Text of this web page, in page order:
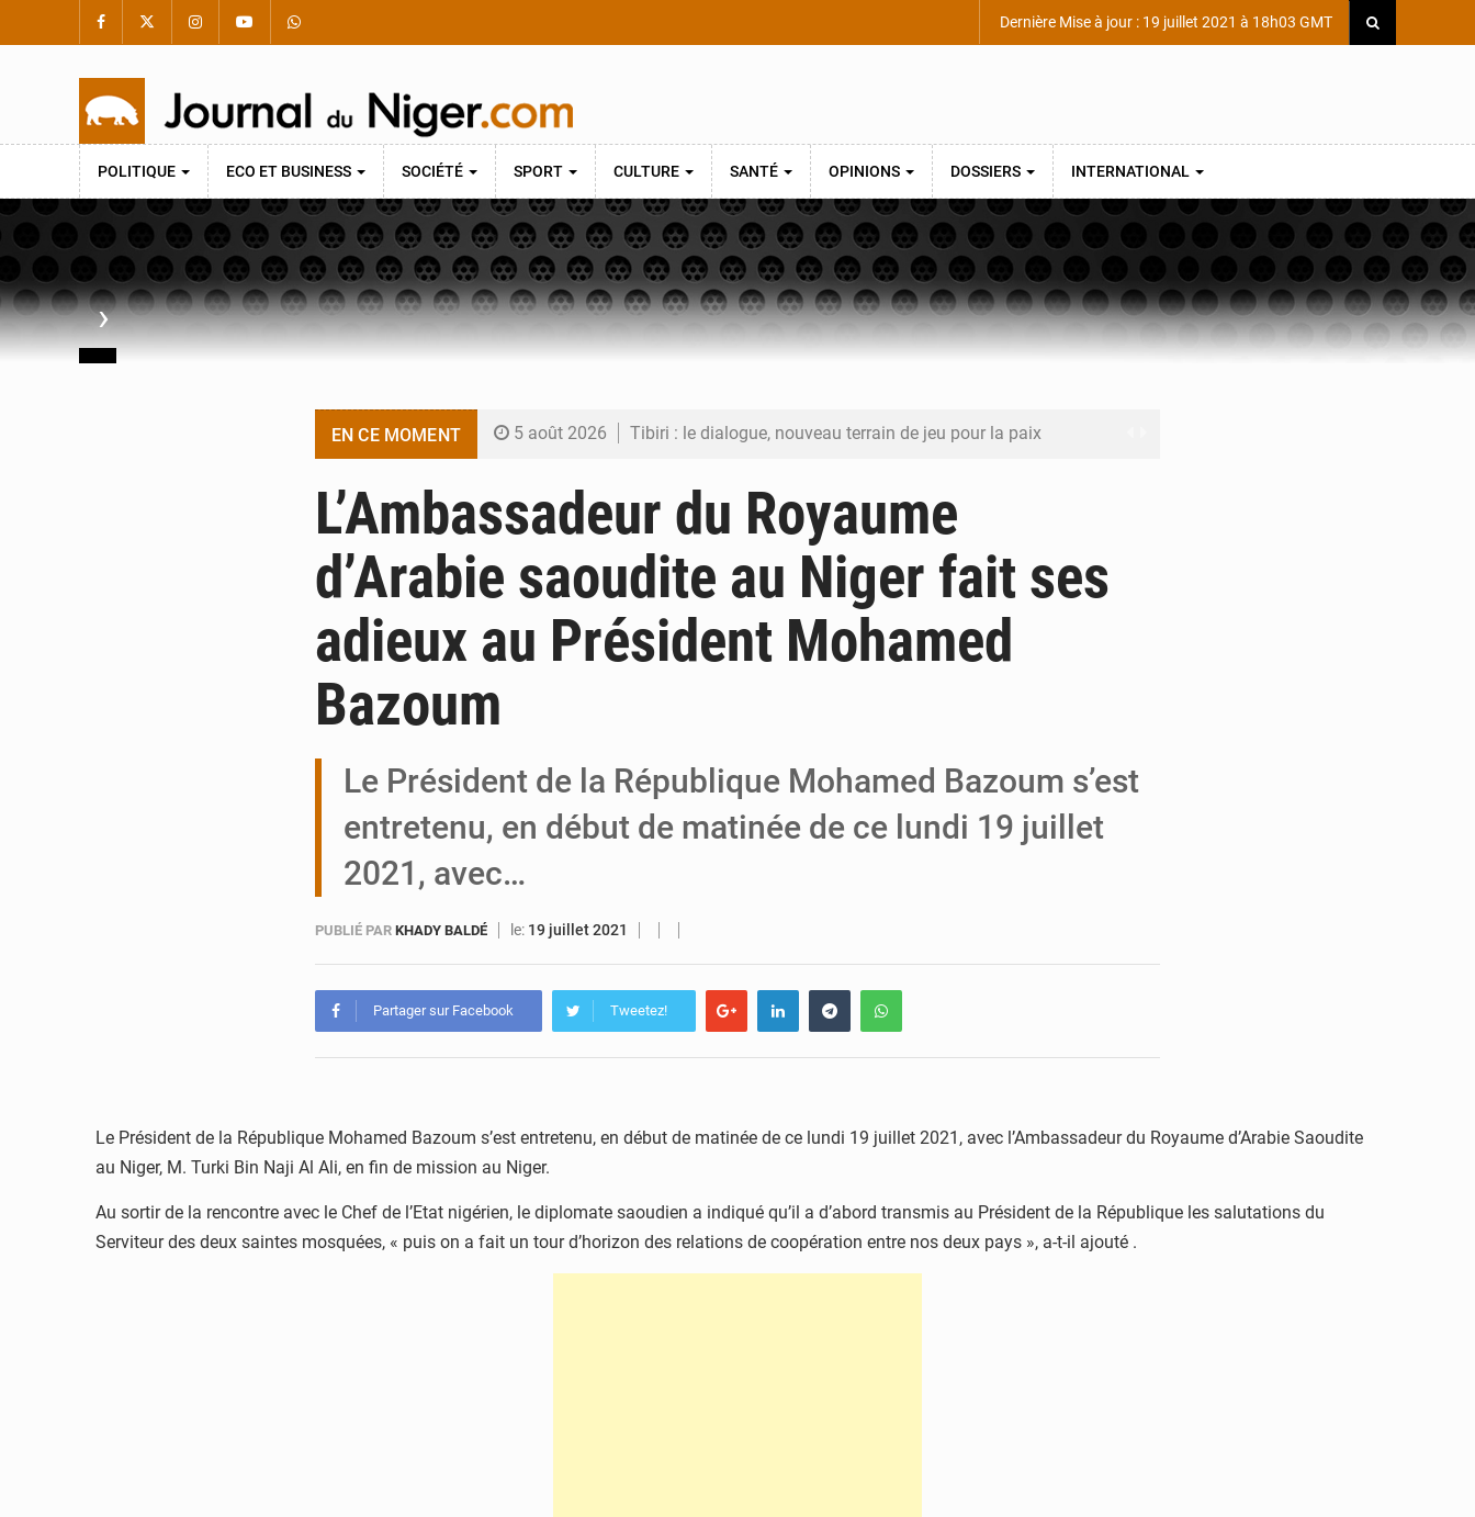
Dernière Mise à jour : 19 juillet 2021 à 18h03 GMT
POLITIQUE ECO ET BUSINESS SOCIÉTÉ SPORT CULTURE SANTÉ OPINIONS DOSSIERS INTERNATIONAL
›
EN CE MOMENT 5 août 2026 Tibiri : le dialogue, nouveau terrain de jeu pour la paix
5 août 2026 Niger : Abdoulaye Seydou en visite à la MCC de Malbaza
4 août 2026 Niamey : Mohamed Toumba enchaîne les audiences
4 août 2026 Arlit : La police d’Akokan démantèle deux réseaux criminels
L’Ambassadeur du Royaume
d’Arabie saoudite au Niger fait ses
adieux au Président Mohamed
Bazoum
Le Président de la République Mohamed Bazoum s’est
entretenu, en début de matinée de ce lundi 19 juillet
2021, avec…
PUBLIÉ PAR KHADY BALDÉ le: 19 juillet 2021
Partager sur Facebook Tweetez!
Le Président de la République Mohamed Bazoum s’est entretenu, en début de matinée de ce lundi 19 juillet 2021, avec l’Ambassadeur du Royaume d’Arabie Saoudite
au Niger, M. Turki Bin Naji Al Ali, en fin de mission au Niger.
Au sortir de la rencontre avec le Chef de l’Etat nigérien, le diplomate saoudien a indiqué qu’il a d’abord transmis au Président de la République les salutations du
Serviteur des deux saintes mosquées, « puis on a fait un tour d’horizon des relations de coopération entre nos deux pays », a-t-il ajouté .